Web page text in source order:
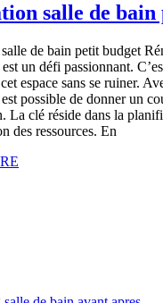
salle de
de bain petit budget
un défi passionnant.
espace sans se ruiner.
possible de donner un
La clé réside dans la
des ressources. En